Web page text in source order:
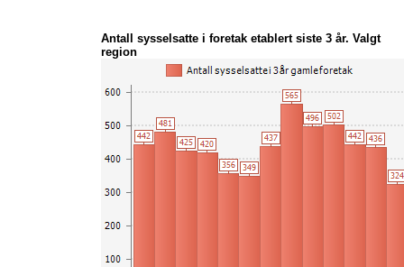
Antall sysselsatte i foretak etablert siste 3 år. Valgt
region